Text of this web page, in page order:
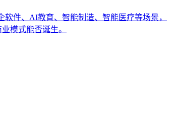
件、AI教育、智能制造、智能医疗等场景，
模式能否诞生。